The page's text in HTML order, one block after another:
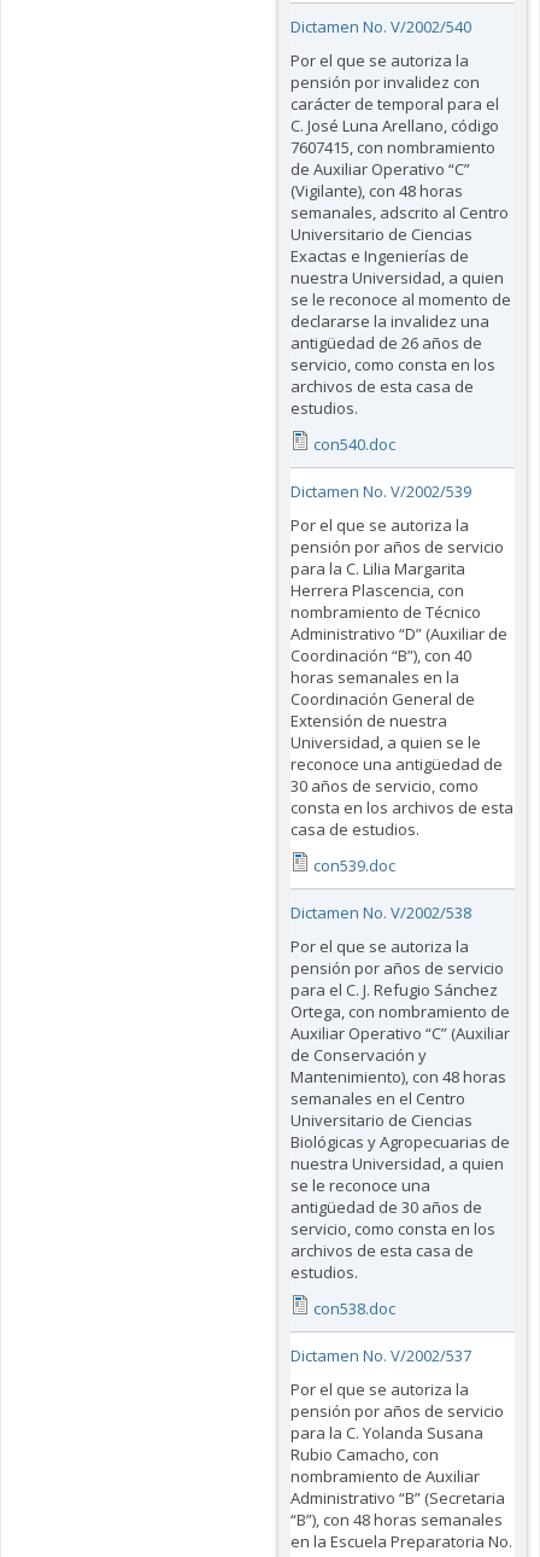
Dictamen No. V/2002/540
Por el que se autoriza la
pensión por invalidez con
carácter de temporal para el
C. José Luna Arellano, código
7607415, con nombramiento
de Auxiliar Operativo “C”
(Vigilante), con 48 horas
semanales, adscrito al Centro
Universitario de Ciencias
Exactas e Ingenierías de
nuestra Universidad, a quien
se le reconoce al momento de
declararse la invalidez una
antigüedad de 26 años de
servicio, como consta en los
archivos de esta casa de
estudios.
con540.doc
Dictamen No. V/2002/539
Por el que se autoriza la
pensión por años de servicio
para la C. Lilia Margarita
Herrera Plascencia, con
nombramiento de Técnico
Administrativo “D” (Auxiliar de
Coordinación “B”), con 40
horas semanales en la
Coordinación General de
Extensión de nuestra
Universidad, a quien se le
reconoce una antigüedad de
30 años de servicio, como
consta en los archivos de esta
casa de estudios.
con539.doc
Dictamen No. V/2002/538
Por el que se autoriza la
pensión por años de servicio
para el C. J. Refugio Sánchez
Ortega, con nombramiento de
Auxiliar Operativo “C” (Auxiliar
de Conservación y
Mantenimiento), con 48 horas
semanales en el Centro
Universitario de Ciencias
Biológicas y Agropecuarias de
nuestra Universidad, a quien
se le reconoce una
antigüedad de 30 años de
servicio, como consta en los
archivos de esta casa de
estudios.
con538.doc
Dictamen No. V/2002/537
Por el que se autoriza la
pensión por años de servicio
para la C. Yolanda Susana
Rubio Camacho, con
nombramiento de Auxiliar
Administrativo “B” (Secretaria
“B”), con 48 horas semanales
en la Escuela Preparatoria No.